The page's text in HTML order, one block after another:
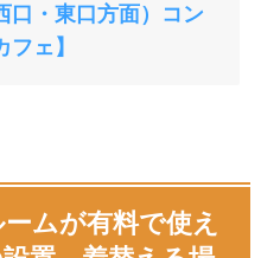
口・東口方面）コン
ェ】
ムが有料で使え